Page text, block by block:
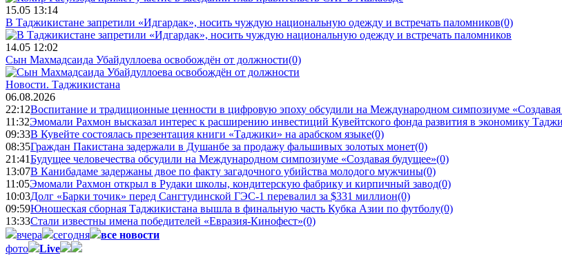
15.05 13:14
В Таджикистане запретили «Идгардак», носить чуждую национальную одежду и встречать паломников(0)
14.05 12:02
Сын Махмадсаида Убайдуллоева освобождён от должности(0)
Новости. Таджикистана
06.08.2026
22:12Воспитание и традиционные ценности в цифровую эпоху обсудили на Международном симпозиуме «Создавая
11:32Эмомали Рахмон высказал интерес к расширению инвестиций Кувейтского фонда развития в экономику
09:33В Кувейте состоялась презентация книги «Таджики» на арабском языке(0)
08:35Граждан Пакистана задержали в Душанбе за продажу фальшивых золотых монет(0)
21:41Будущее человечества обсудили на Международном симпозиуме «Создавая будущее»(0)
13:07В Канибадаме задержаны двое по факту загадочного убийства молодого мужчины(0)
11:05Эмомали Рахмон открыл в Рудаки школы, кондитерскую фабрику и кирпичный завод(0)
10:03Долг «Барки точик» перед Сангтудинской ГЭС-1 перевалил за $331 миллион(0)
09:59Юношеская сборная Таджикистана вышла в финальную часть Кубка Азии по футболу(0)
13:33Стали известны имена победителей «Евразия-Кинофест»(0)
вчера
сегодня
все новости
фото
Live